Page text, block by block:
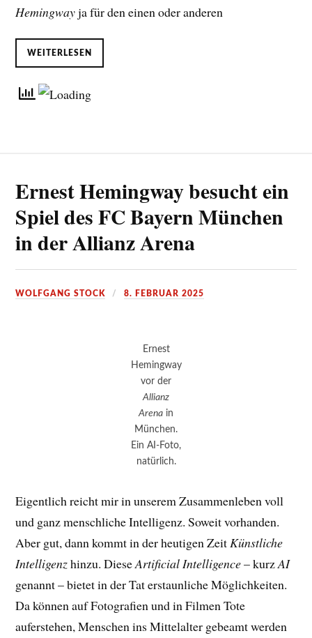
Hemingwayja für den einen oder anderen
WEITERLESEN
Ernest Hemingway besucht ein
Spiel des FC Bayern München
in der Allianz Arena
WOLFGANG STOCK 8. FEBRUAR 2025
Ernest
Hemingway
vor der
Allianz
Arena in
München.
Ein AI-Foto,
natürlich.
Eigentlich reicht mir in unserem Zusammenleben voll
und ganz menschliche Intelligenz. Soweit vorhanden.
Aber gut, dann kommt in der heutigen ZeitKünstliche
Intelligenzhinzu. DieseArtificial Intelligence– kurzAI
genannt – bietet in der Tat erstaunliche Möglichkeiten.
Da können auf Fotografien und in Filmen Tote
auferstehen, Menschen ins Mittelalter gebeamt werden